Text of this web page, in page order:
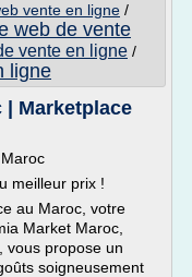
vente en ligne /
web de vente
vente en ligne /
ligne
| Marketplace
meilleur prix !
au Maroc, votre
Market Maroc,
vous propose un
soigneusement